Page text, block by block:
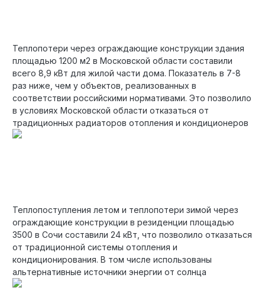
Теплопотери через ограждающие конструкции здания
площадью 1200 м2 в Московской области составили
всего 8,9 кВт для жилой части дома. Показатель в 7-8
раз ниже, чем у объектов, реализованных в
соответствии российскими нормативами. Это позволило
в условиях Московской области отказаться от
традиционных радиаторов отопления и кондиционеров
Теплопоступления летом и теплопотери зимой через
ограждающие конструкции в резиденции площадью
3500 в Сочи составили 24 кВт, что позволило отказаться
от традиционной системы отопления и
кондиционирования. В том числе использованы
альтернативные источники энергии от солнца